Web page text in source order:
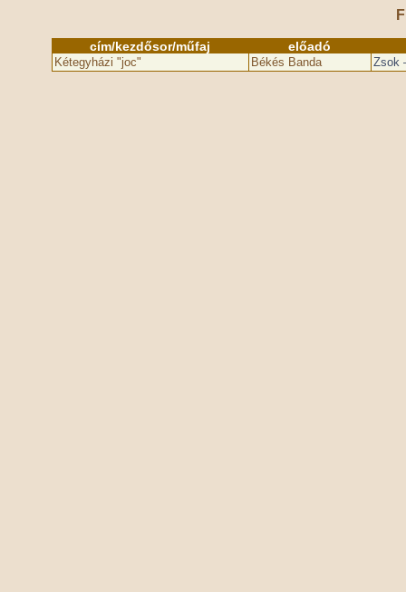
cím/kezdősor/műfaj előadó
Kétegyházi "joc" Békés Banda Zsok